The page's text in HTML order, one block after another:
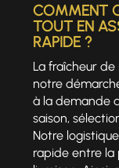
COMMENT
TOUT EN
RAPIDE ?
La fraîcheur
notre
à la demande
saison,
Notre
rapide entre la